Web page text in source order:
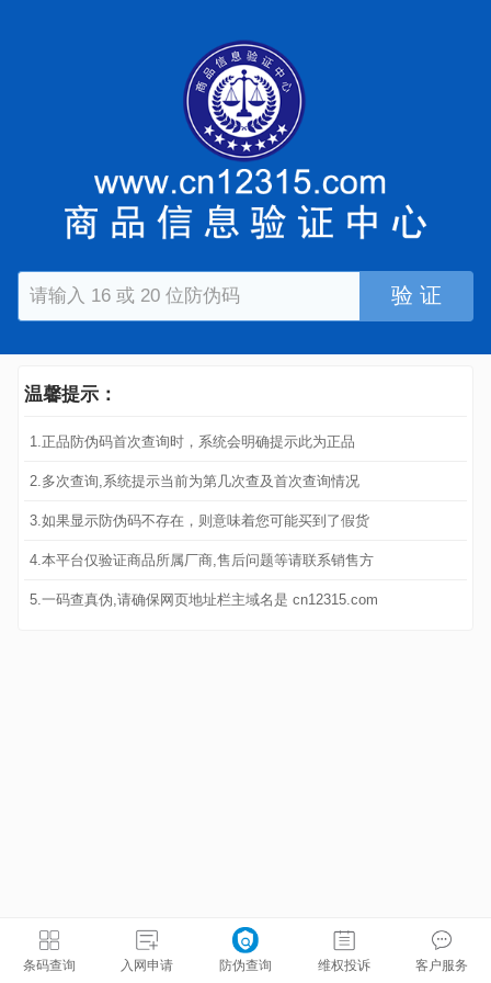
验 证
温馨提示：
1.正品防伪码首次查询时，系统会明确提示此为正品
2.多次查询,系统提示当前为第几次查及首次查询情况
3.如果显示防伪码不存在，则意味着您可能买到了假货
4.本平台仅验证商品所属厂商,售后问题等请联系销售方
5.一码查真伪,请确保网页地址栏主域名是 cn12315.com
条码查询 入网申请 防伪查询 维权投诉 客户服务